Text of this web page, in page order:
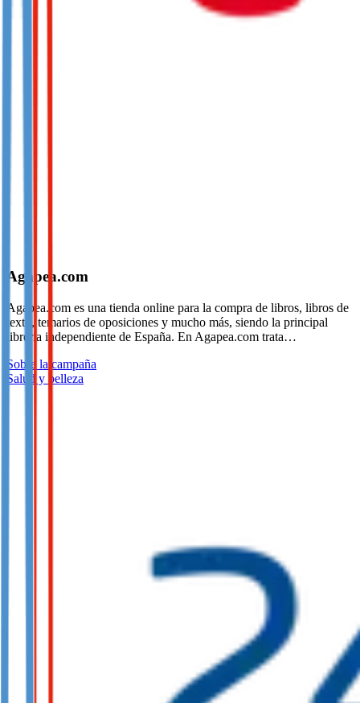
Agapea.com
Agapea.com es una tienda online para la compra de libros, libros de
texto, temarios de oposiciones y mucho más, siendo la principal
librería independiente de España. En Agapea.com trata…
Sobre la campaña
Salud y belleza